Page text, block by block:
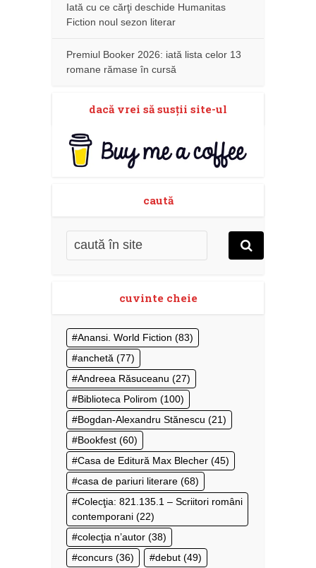
Iată cu ce cărţi deschide Humanitas
Fiction noul sezon literar
Premiul Booker 2026: iată lista celor 13
romane rămase în cursă
dacă vrei să susţii site-ul
caută
cuvinte cheie
Anansi. World Fiction (83)
anchetă (77)
Andreea Răsuceanu (27)
Biblioteca Polirom (100)
Bogdan-Alexandru Stănescu (21)
Bookfest (60)
Casa de Editură Max Blecher (45)
casa de pariuri literare (68)
Colecţia: 821.135.1 – Scriitori români
contemporani (22)
colecţia n’autor (38)
concurs (36) debut (49)